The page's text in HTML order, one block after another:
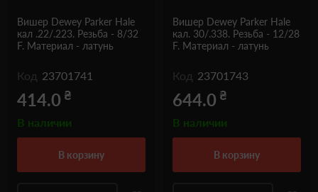
Вишер Dewey Parker Hale
кал .22/.223. Резьба - 8/32
F. Материал - латунь
Код 23701741
414.0 ₴
В наличии
в корзину
Вишер Dewey Parker Hale
кал. 30/.338. Резьба - 12/28
F. Материал - латунь
Код 23701743
644.0 ₴
В наличии
в корзину